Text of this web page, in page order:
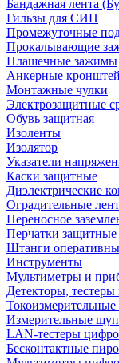
Бандажная лента
Гильзы для СИП
Промежуточные
Прокалывающие
Плашечные зажимы
Анкерные
Монтажные чулки
Электрозащитные
Обувь защитная
Изоленты
Изолятор
Указатели
Каски защитные
Диэлектрические
Оградительные
Переносное
Перчатки защитные
Штанги
Инструменты
Мультиметры и
Детекторы,
Измерительные
LAN-тестеры
Бесконтактные